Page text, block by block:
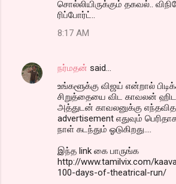
சொல்லியிருக்கும் தகவல்..
ரிப்போர்ட்..
8:17 AM
நர்மதன் said…
உங்களூக்கு விஜய் என்றால்
சிறுத்தையை விட காவலன் ஹிட
அத்துடன் காவலனுக்கு
advertisement எதுவும்
நாள் கடந்தும் ஓடுகிறது....
இந்த link கை பாருங்க
http://www.tamilvix.com/
100-days-of-theatrical-run/